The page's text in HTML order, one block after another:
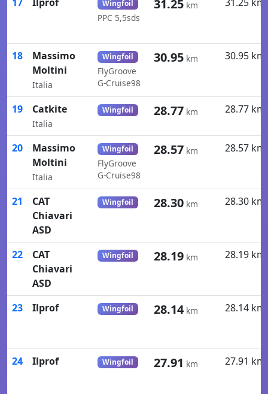
Wingfoil
PPC 5,5sds
31.25 km
18
Massimo
Moltini
Italia
Wingfoil
FlyGroove
G-Cruise98
30.95 km 30.95 km
19 Catkite
Italia
Wingfoil 28.77 km 28.77 km
20
Massimo
Moltini
Italia
Wingfoil
FlyGroove
G-Cruise98
28.57 km 28.57 km
21
CAT
Chiavari
ASD
Wingfoil 28.30 km 28.30 km
22
CAT
Chiavari
ASD
Wingfoil 28.19 km 28.19 km
23 Ilprof Wingfoil 28.14 km 28.14 km
24 Ilprof Wingfoil 27.91 km 27.91 km